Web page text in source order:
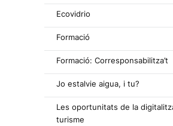
Ecovidrio
Formació
Formació: Corresponsabilitza’t
Jo estalvie aigua, i tu?
Les oportunitats de la
turisme